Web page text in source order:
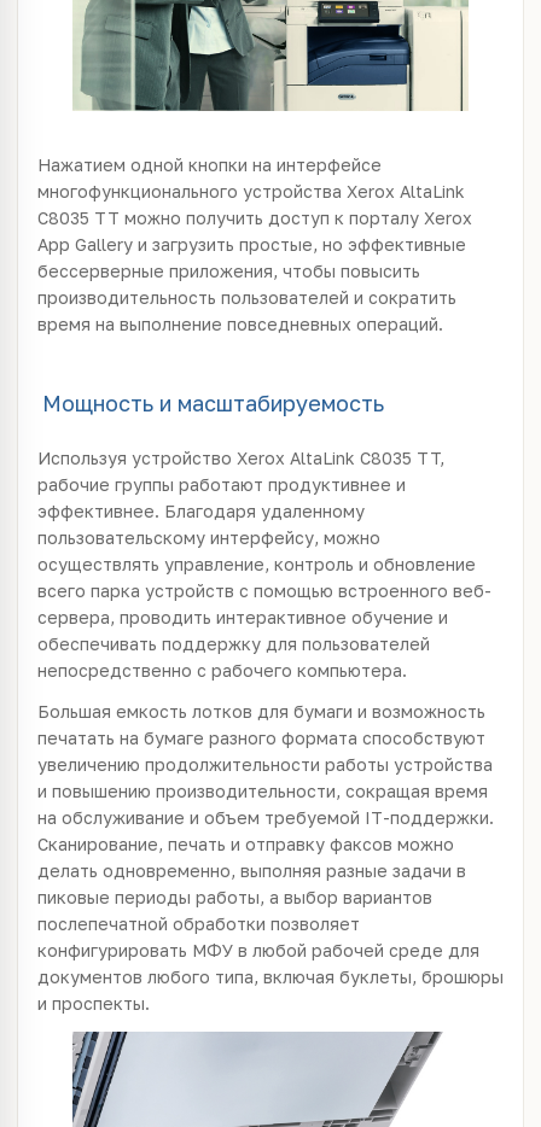
Нажатием одной кнопки на интерфейсе
многофункционального устройства Xerox AltaLink
C8035 TT можно получить доступ к порталу Xerox
App Gallery и загрузить простые, но эффективные
бессерверные приложения, чтобы повысить
производительность пользователей и сократить
время на выполнение повседневных операций.
Мощность и масштабируемость
Используя устройство Xerox AltaLink C8035 TT,
рабочие группы работают продуктивнее и
эффективнее. Благодаря удаленному
пользовательскому интерфейсу, можно
осуществлять управление, контроль и обновление
всего парка устройств с помощью встроенного веб-
сервера, проводить интерактивное обучение и
обеспечивать поддержку для пользователей
непосредственно с рабочего компьютера.
Большая емкость лотков для бумаги и возможность
печатать на бумаге разного формата способствуют
увеличению продолжительности работы устройства
и повышению производительности, сокращая время
на обслуживание и объем требуемой IT-поддержки.
Сканирование, печать и отправку факсов можно
делать одновременно, выполняя разные задачи в
пиковые периоды работы, а выбор вариантов
послепечатной обработки позволяет
конфигурировать МФУ в любой рабочей среде для
документов любого типа, включая буклеты, брошюры
и проспекты.